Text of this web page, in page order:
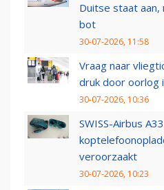
Duitse staat aan,
bot
30-07-2026, 11:58
Vraag naar
druk door oorlog
30-07-2026, 10:36
SWISS-Airbus
veroorzaakt
30-07-2026, 10:23